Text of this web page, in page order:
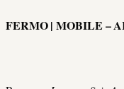
FERMO | MOBILE –